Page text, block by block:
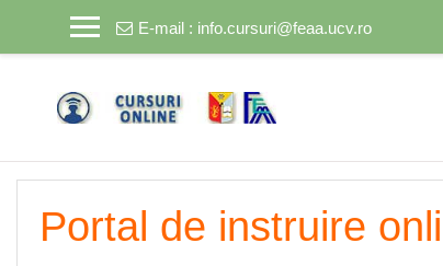
E-mail : info.cursuri@feaa.ucv.ro
Portal de instruire